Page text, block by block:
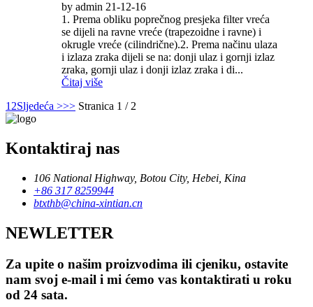
by admin 21-12-16
1. Prema obliku poprečnog presjeka filter vreća
se dijeli na ravne vreće (trapezoidne i ravne) i
okrugle vreće (cilindrične).2. Prema načinu ulaza
i izlaza zraka dijeli se na: donji ulaz i gornji izlaz
zraka, gornji ulaz i donji izlaz zraka i di...
Čitaj više
1 2Sljedeća >>> Stranica 1 / 2
Kontaktiraj nas
106 National Highway, Botou City, Hebei, Kina
+86 317 8259944
btxthb@china-xintian.cn
NEWLETTER
Za upite o našim proizvodima ili cjeniku, ostavite
nam svoj e-mail i mi ćemo vas kontaktirati u roku
od 24 sata.